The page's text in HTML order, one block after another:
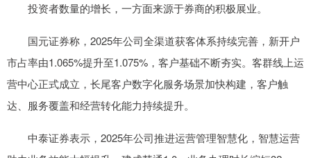
投资者数量的增长，一方面来源于券商的积极展业。
国元证券称，2025年公司全渠道获客体系持续完善，新开户
市占率由1.065%提升至1.075%，客户基础不断夯实。客群线上运
营中心正式成立，长尾客户数字化服务场景加快构建，客户触
达、服务覆盖和经营转化能力持续提升。
中泰证券表示，2025年公司推进运营管理智慧化，智慧运营